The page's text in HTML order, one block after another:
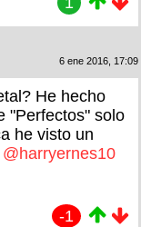
6 ene 2016, 17:09
He hecho
"Perfectos" solo
he visto un
@harryernes10
-1